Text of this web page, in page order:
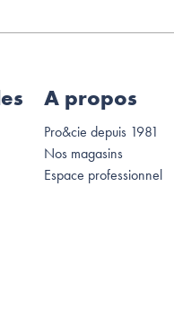
A propos
Pro&cie depuis 1981
Nos magasins
Espace professionnel